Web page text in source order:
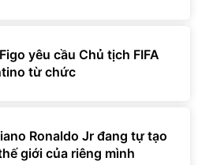
yêu cầu Chủ tịch FIFA
từ chức
Ronaldo Jr đang tự tạo
giới của riêng mình